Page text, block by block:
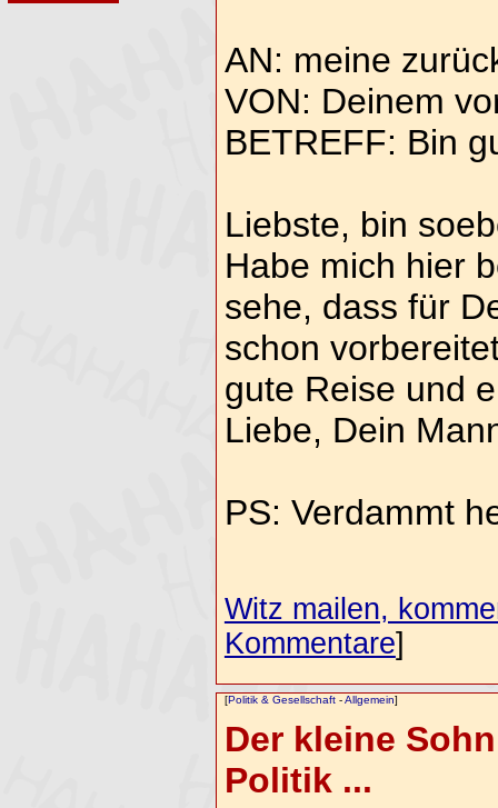
AN: meine
VON: Deinem
BETREFF: Bin
Liebste, bin
Habe mich hier
sehe, dass für
schon
gute Reise und
Liebe, Dein
PS: Verdammt
Witz mailen,
Kommentare]
[Politik & Gesellschaft-Allgemein]
Der kleine
Politik ...